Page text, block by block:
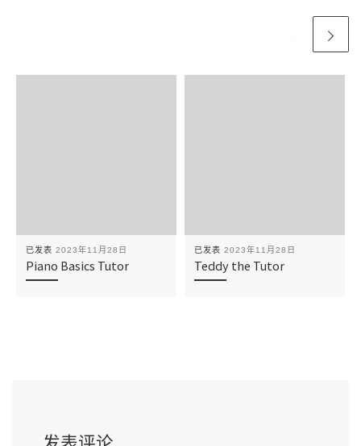
已发表 2023年11月28日
Piano Basics Tutor
已发表 2023年11月28日
Teddy the Tutor